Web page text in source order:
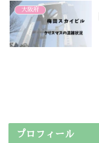
大阪府
プロフィール